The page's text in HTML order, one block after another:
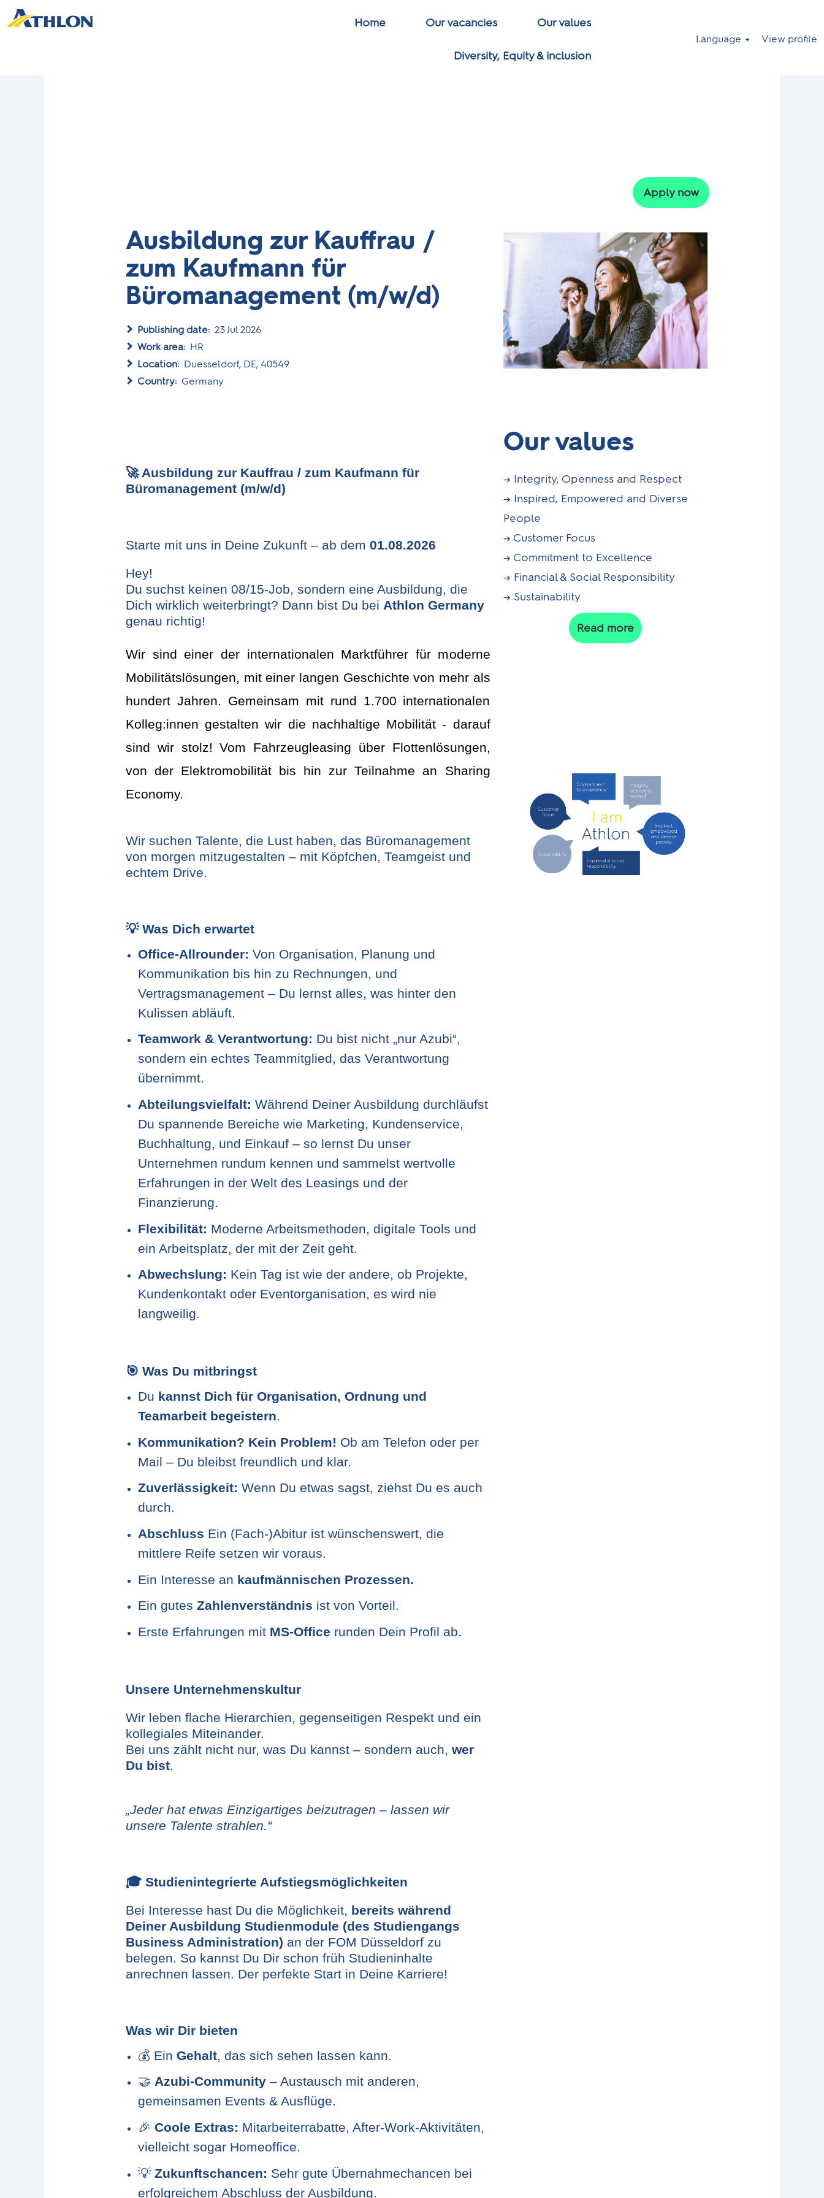
Home Our vacancies Our values
Diversity, Equity & inclusion
Language View profile
Apply now
Ausbildung zur Kauffrau /
zum Kaufmann für
Büromanagement (m/w/d)
Publishing date: 23 Jul 2026
Work area: HR
Location: Duesseldorf, DE, 40549
Country: Germany
🚀Ausbildung zur Kauffrau / zum Kaufmann für
Büromanagement (m/w/d)
Starte mit uns in Deine Zukunft – ab dem 01.08.2026
Hey!
Du suchst keinen 08/15-Job, sondern eine Ausbildung, die
Dich wirklich weiterbringt? Dann bist Du bei Athlon Germany
genau richtig!
Wir sind einer der internationalen Marktführer für moderne
Mobilitätslösungen, mit einer langen Geschichte von mehr als
hundert Jahren. Gemeinsam mit rund 1.700 internationalen
Kolleg:innen gestalten wir die nachhaltige Mobilität - darauf
sind wir stolz! Vom Fahrzeugleasing über Flottenlösungen,
von der Elektromobilität bis hin zur Teilnahme an Sharing
Economy.
Wir suchen Talente, die Lust haben, das Büromanagement
von morgen mitzugestalten – mit Köpfchen, Teamgeist und
echtem Drive.
💡Was Dich erwartet
Office-Allrounder: Von Organisation, Planung und
Kommunikation bis hin zu Rechnungen, und
Vertragsmanagement – Du lernst alles, was hinter den
Kulissen abläuft.
Teamwork & Verantwortung: Du bist nicht „nur Azubi“,
sondern ein echtes Teammitglied, das Verantwortung
übernimmt.
Abteilungsvielfalt: Während Deiner Ausbildung durchläufst
Du spannende Bereiche wie Marketing, Kundenservice,
Buchhaltung, und Einkauf – so lernst Du unser
Unternehmen rundum kennen und sammelst wertvolle
Erfahrungen in der Welt des Leasings und der
Finanzierung.
Flexibilität: Moderne Arbeitsmethoden, digitale Tools und
ein Arbeitsplatz, der mit der Zeit geht.
Abwechslung: Kein Tag ist wie der andere, ob Projekte,
Kundenkontakt oder Eventorganisation, es wird nie
langweilig.
🎯 Was Du mitbringst
Du kannst Dich für Organisation, Ordnung und
Teamarbeit begeistern.
Kommunikation? Kein Problem! Ob am Telefon oder per
Mail – Du bleibst freundlich und klar.
Zuverlässigkeit: Wenn Du etwas sagst, ziehst Du es auch
durch.
Abschluss Ein (Fach-)Abitur ist wünschenswert, die
mittlere Reife setzen wir voraus.
Ein Interesse an kaufmännischen Prozessen.
Ein gutes Zahlenverständnis ist von Vorteil.
Erste Erfahrungen mit MS-Office runden Dein Profil ab.
Unsere Unternehmenskultur
Wir leben flache Hierarchien, gegenseitigen Respekt und ein
kollegiales Miteinander.
Bei uns zählt nicht nur, was Du kannst – sondern auch, wer
Du bist.
„Jeder hat etwas Einzigartiges beizutragen – lassen wir
unsere Talente strahlen.“
🎓 Studienintegrierte Aufstiegsmöglichkeiten
Bei Interesse hast Du die Möglichkeit, bereits während
Deiner Ausbildung Studienmodule (des Studiengangs
Business Administration) an der FOM Düsseldorf zu
belegen. So kannst Du Dir schon früh Studieninhalte
anrechnen lassen. Der perfekte Start in Deine Karriere!
Was wir Dir bieten
💰 Ein Gehalt, das sich sehen lassen kann.
🤝 Azubi-Community – Austausch mit anderen,
gemeinsamen Events & Ausflüge.
🎉 Coole Extras: Mitarbeiterrabatte, After-Work-Aktivitäten,
vielleicht sogar Homeoffice.
💡 Zukunftschancen: Sehr gute Übernahmechancen bei
erfolgreichem Abschluss der Ausbildung.
Our values
Integrity, Openness and Respect
Inspired, Empowered and Diverse
People
Customer Focus
Commitment to Excellence
Financial & Social Responsibility
Sustainability
Read more